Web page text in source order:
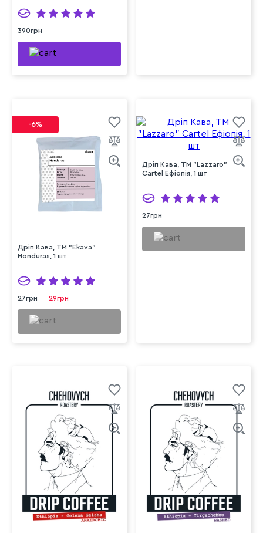
390грн
-6%
Дріп Кава, ТМ "Ekava"
Honduras, 1 шт
27грн 29грн
Дріп Кава, ТМ "Lazzaro"
Cartel Ефіопія, 1 шт
27грн